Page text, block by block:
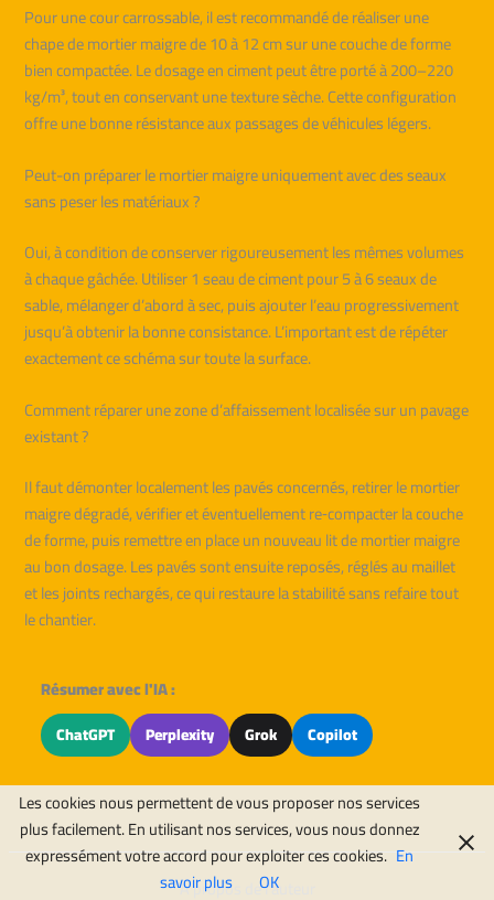
Pour une cour carrossable, il est recommandé de réaliser une
chape de mortier maigre de 10 à 12 cm sur une couche de forme
bien compactée. Le dosage en ciment peut être porté à 200–220
kg/m³, tout en conservant une texture sèche. Cette configuration
offre une bonne résistance aux passages de véhicules légers.
Peut-on préparer le mortier maigre uniquement avec des seaux
sans peser les matériaux ?
Oui, à condition de conserver rigoureusement les mêmes volumes
à chaque gâchée. Utiliser 1 seau de ciment pour 5 à 6 seaux de
sable, mélanger d’abord à sec, puis ajouter l’eau progressivement
jusqu’à obtenir la bonne consistance. L’important est de répéter
exactement ce schéma sur toute la surface.
Comment réparer une zone d’affaissement localisée sur un pavage
existant ?
Il faut démonter localement les pavés concernés, retirer le mortier
maigre dégradé, vérifier et éventuellement re‑compacter la couche
de forme, puis remettre en place un nouveau lit de mortier maigre
au bon dosage. Les pavés sont ensuite reposés, réglés au maillet
et les joints rechargés, ce qui restaure la stabilité sans refaire tout
le chantier.
Résumer avec l'IA :
ChatGPT Perplexity Grok Copilot
À propos de l'auteur
Les cookies nous permettent de vous proposer nos services
plus facilement. En utilisant nos services, vous nous donnez
expressément votre accord pour exploiter ces cookies. En
savoir plus
OK